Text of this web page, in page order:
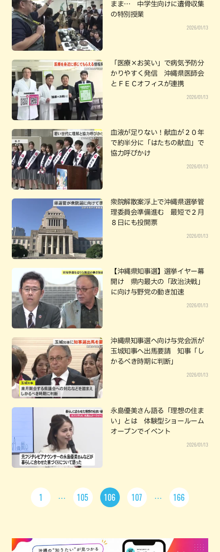
まま… 中学生向けに遺骨収集
の特別授業
2026/01/13
「医療×お笑い」で病気予防分
かりやすく発信 沖縄県医師会
とＦＥＣオフィスが連携
2026/01/13
血液が足りない！献血が２０年
で約半分に「はたちの献血」で
協力呼びかけ
2026/01/13
衆院解散案浮上で沖縄県選挙管
理委員会準備進む 最短で２月
８日にも投開票
2026/01/13
【沖縄県知事選】選挙イヤー幕
開け 県内最大の「政治決戦」
に向け与野党の動き加速
2026/01/13
沖縄県知事選へ向け与党会派が
玉城知事へ出馬要請 知事「し
かるべき時期に判断」
2026/01/13
永島優美さん語る「理想の住ま
い」とは 体験型ショールーム
オープンでイベント
2026/01/13
1 105 106 107 166